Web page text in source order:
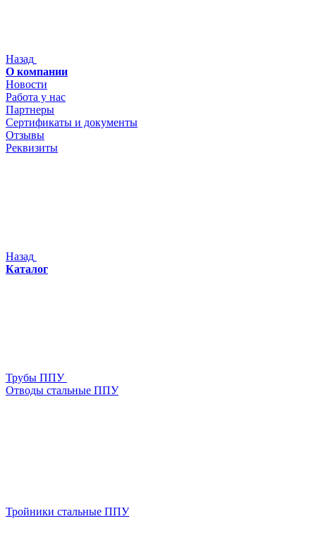
Назад
О компании
Новости
Работа у нас
Партнеры
Сертификаты и документы
Отзывы
Реквизиты
Назад
Каталог
Трубы ППУ
Отводы стальные ППУ
Тройники стальные ППУ